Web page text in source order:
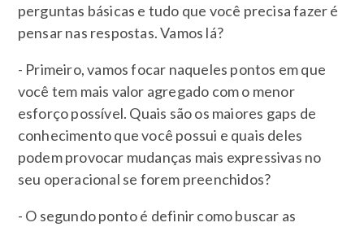
perguntas básicas e tudo que você precisa fazer é
pensar nas respostas. Vamos lá?
- Primeiro, vamos focar naqueles pontos em que
você tem mais valor agregado com o menor
esforço possível. Quais são os maiores gaps de
conhecimento que você possui e quais deles
podem provocar mudanças mais expressivas no
seu operacional se forem preenchidos?
- O segundo ponto é definir como buscar as